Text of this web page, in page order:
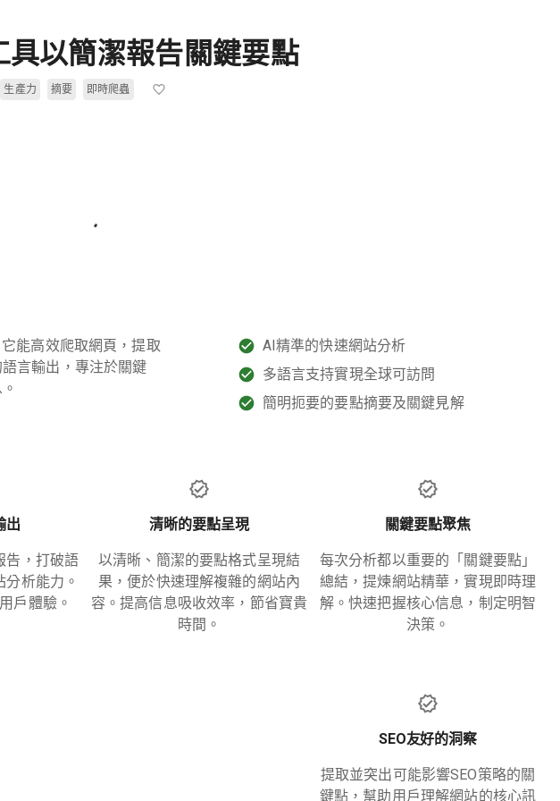
具以簡潔報告關鍵要點
生產力 摘要 即時爬蟲
能高效爬取網頁，提取
言輸出，專注於關鍵
AI精準的快速網站分析
多語言支持實現全球可訪問
簡明扼要的要點摘要及關鍵見解
出
告，打破語
析能力。
戶體驗。
清晰的要點呈現
以清晰、簡潔的要點格式呈現結
果，便於快速理解複雜的網站內
容。提高信息吸收效率，節省寶貴
時間。
關鍵要點聚焦
每次分析都以重要的「關鍵要點」
總結，提煉網站精華，實現即時理
解。快速把握核心信息，制定明智
決策。
SEO友好的洞察
提取並突出可能影響SEO策略的關
鍵點，幫助用戶理解網站的核心訊